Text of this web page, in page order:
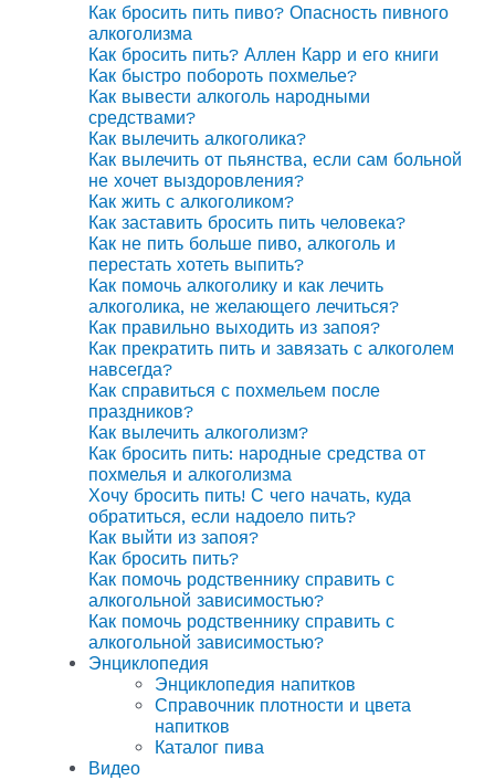
Как бросить пить пиво? Опасность пивного
алкоголизма
Как бросить пить? Аллен Карр и его книги
Как быстро побороть похмелье?
Как вывести алкоголь народными
средствами?
Как вылечить алкоголика?
Как вылечить от пьянства, если сам больной
не хочет выздоровления?
Как жить с алкоголиком?
Как заставить бросить пить человека?
Как не пить больше пиво, алкоголь и
перестать хотеть выпить?
Как помочь алкоголику и как лечить
алкоголика, не желающего лечиться?
Как правильно выходить из запоя?
Как прекратить пить и завязать с алкоголем
навсегда?
Как справиться с похмельем после
праздников?
Как вылечить алкоголизм?
Как бросить пить: народные средства от
похмелья и алкоголизма
Хочу бросить пить! С чего начать, куда
обратиться, если надоело пить?
Как выйти из запоя?
Как бросить пить?
Как помочь родственнику справить с
алкогольной зависимостью?
Как помочь родственнику справить с
алкогольной зависимостью?
Энциклопедия
Энциклопедия напитков
Справочник плотности и цвета
напитков
Каталог пива
Видео